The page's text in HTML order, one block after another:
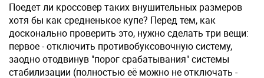
Поедет ли кроссовер таких внушительных размеров
хотя бы как средненькое купе? Перед тем, как
досконально проверить это, нужно сделать три вещи:
первое - отключить противобуксовочную систему,
заодно отодвинув "порог срабатывания" системы
стабилизации (полностью её можно не отключать -